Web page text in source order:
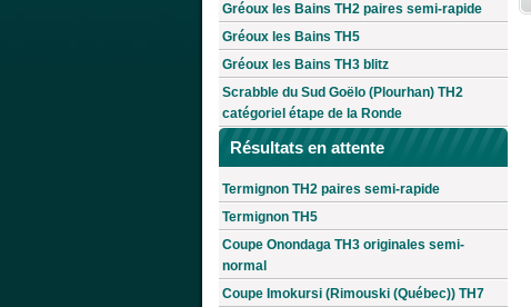
Gréoux les Bains TH2 paires semi-rapide
Gréoux les Bains TH5
Gréoux les Bains TH3 blitz
Scrabble du Sud Goëlo (Plourhan) TH2
catégoriel étape de la Ronde
Résultats en attente
Termignon TH2 paires semi-rapide
Termignon TH5
Coupe Onondaga TH3 originales semi-
normal
Coupe Imokursi (Rimouski (Québec)) TH7